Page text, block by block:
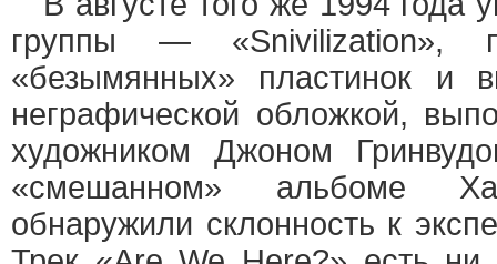
группы — «Snivilization»,
«безымянных» пластинок и
неграфической обложкой,
художником Джоном
«смешанном» альбоме
обнаружили склонность к